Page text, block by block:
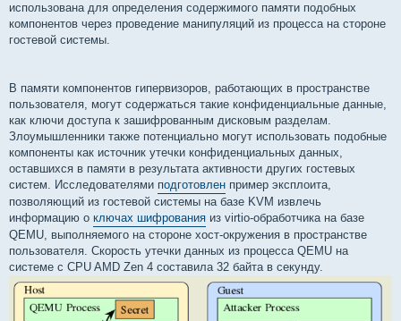
использована для определения содержимого памяти подобных
компонентов через проведение манипуляций из процесса на стороне
гостевой системы.
В памяти компонентов гипервизоров, работающих в пространстве
пользователя, могут содержаться такие конфиденциальные данные,
как ключи доступа к зашифрованным дисковым разделам.
Злоумышленники также потенциально могут использовать подобные
компоненты как источник утечки конфиденциальных данных,
оставшихся в памяти в результата активности других гостевых
систем. Исследователями подготовлен пример эксплоита,
позволяющий из гостевой системы на базе KVM извлечь
информацию о ключах шифрования из virtio-обработчика на базе
QEMU, выполняемого на стороне хост-окружения в пространстве
пользователя. Скорость утечки данных из процесса QEMU на
системе с CPU AMD Zen 4 составила 32 байта в секунду.